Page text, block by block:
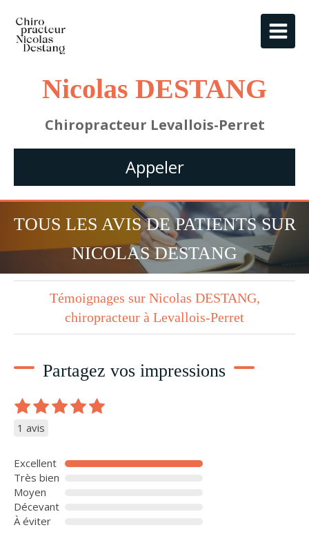
Nicolas DESTANG
Chiropracteur Levallois-Perret
Appeler
TOUS LES AVIS DE PATIENTS SUR
NICOLAS DESTANG
Témoignages sur Nicolas DESTANG,
chiropracteur à Levallois-Perret
Partagez vos impressions
1 avis
Excellent
Très bien
Moyen
Décevant
À éviter